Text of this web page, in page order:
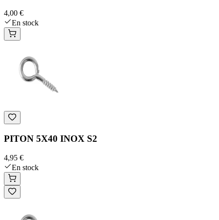
4,00 €
En stock
PITON 5X40 INOX S2
4,95 €
En stock